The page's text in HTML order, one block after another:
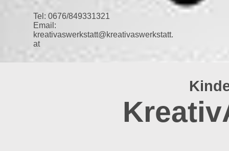
Tel: 0676/849331321
Email:
kreativaswerkstatt@kreativaswerkstatt.
at